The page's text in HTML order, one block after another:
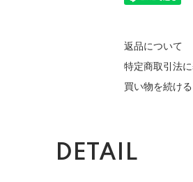
返品について
特定商取引法
買い物を続ける
DETAIL